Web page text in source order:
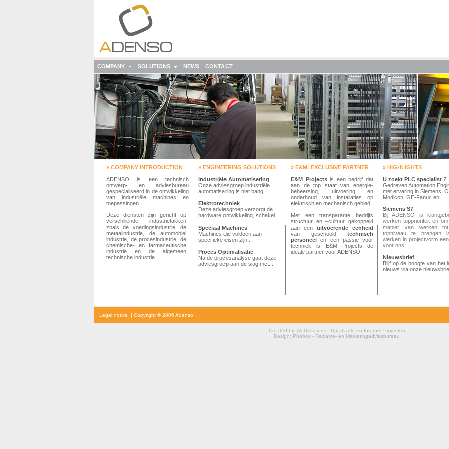
COMPANY SOLUTIONS NEWS CONTACT
» COMPANY INTRODUCTION
ADENSO is een technisch
ontwerp- en adviesbureau
gespecialiseerd in de ontwikkeling
van industriële machines en
toepassingen.
Deze diensten zijn gericht op
verschillende industrietakken
zoals de voedingsindustrie, de
metaalindustrie, de automobiel
industrie,
de procesindustrie, de
chemische- en farmaceutische
industrie en de algemeen
technische industrie.
» ENGINEERING SOLUTIONS
Industriële Automatisering
Onze adviesgroep industriële
automatisering is niet bang...
Elektrotechniek
Deze adviesgroep verzorgt de
hardware ontwikkeling, schakel...
Speciaal Machines
Machines die voldoen aan
specifieke eisen zijn...
Proces Optimalisatie
Na de procesanalyse gaat deze
adviesgroep aan de slag met...
» E&M: EXCLUSIVE PARTNER
E&M Projectsis een bedrijf dat
aan de top staat van energie-
beheersing, uitvoering en
onderhoud van installaties op
elektrisch en mechanisch gebied.
Met een transparante bedrijfs
structuur en –cultuur gekoppeld
aan een uitvoerende
eenheid
van geschoold technisch
personeel en een passie voor
techniek is E&M Projects de
ideale partner voor ADENSO.
» HIGHLIGHTS
U zoekt PLC specialist ?
Gedreven Automation
met ervaring in Siemens,
Modicon, GE-Fanuc en...
Siemens S7
Bij ADENSO is
werken topprioriteit en
manier van werken
topniveau te brengen
werken in projectvorm
voor ons.
Nieuwsbrief
Blijf op de hoogte van het
nieuws via onze
Legal notice | Copyright © 2006 Adenso
Created by: All Directions - Databank- en Internet Projecten
Design: Phobos - Reclame- en Marketingadviesbureau